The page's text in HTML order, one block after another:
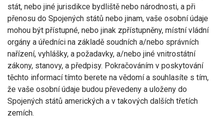
stát, nebo jiné jurisdikce bydliště nebo národnosti, a při
přenosu do Spojených států nebo jinam, vaše osobní údaje
mohou být přístupné, nebo jinak zpřístupněny, místní vládní
orgány a úředníci na základě soudních a/nebo správních
nařízení, vyhlášky, a požadavky, a/nebo jiné vnitrostátní
zákony, stanovy, a předpisy. Pokračováním v poskytování
těchto informací tímto berete na vědomí a souhlasíte s tím,
že vaše osobní údaje budou převedeny a uloženy do
Spojených států amerických a v takových dalších třetích
zemích.